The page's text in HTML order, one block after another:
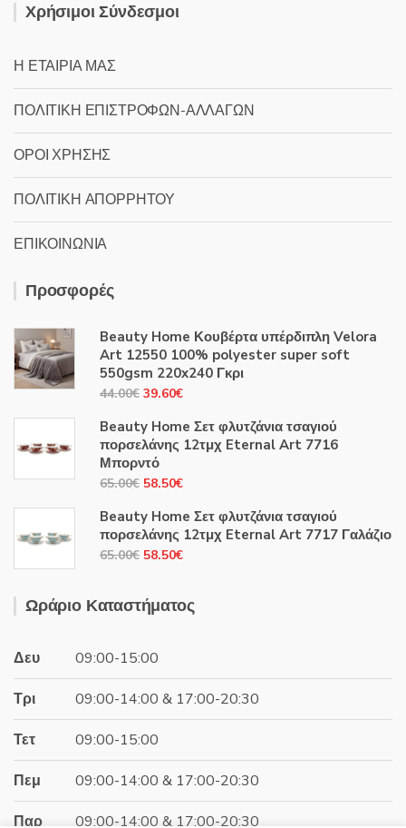
Χρήσιμοι Σύνδεσμοι
Η ΕΤΑΙΡΙΑ ΜΑΣ
ΠΟΛΙΤΙΚΗ ΕΠΙΣΤΡΟΦΩΝ-ΑΛΛΑΓΩΝ
ΟΡΟΙ ΧΡΗΣΗΣ
ΠΟΛΙΤΙΚΗ ΑΠΟΡΡΗΤΟΥ
ΕΠΙΚΟΙΝΩΝΙΑ
Προσφορές
Beauty Home Κουβέρτα υπέρδιπλη Velora
Art 12550 100% polyester super soft
550gsm 220x240 Γκρι
44.00€ Original
was:
44.00€.
39.60€Η
τιμή
είναι:
39.60€.
Beauty Home Σετ φλυτζάνια τσαγιού
πορσελάνης 12τμχ Eternal Art 7716
Μπορντό
65.00€ Original
was:
65.00€.
58.50€Η
τιμή
είναι:
Beauty Home Σετ φλυτζάνια τσαγιού
πορσελάνης 12τμχ Eternal Art 7717 Γαλάζιο
65.00€ Original
was:
65.00€.
58.50€Η
τιμή
είναι:
Ωράριο Καταστήματος
Δευ 09:00-15:00
Τρι 09:00-14:00 & 17:00-20:30
Τετ 09:00-15:00
Πεμ 09:00-14:00 & 17:00-20:30
Παρ 09:00-14:00 & 17:00-20:30